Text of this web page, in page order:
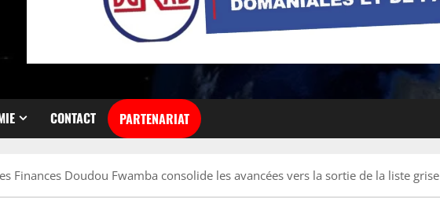
CONTACT PARTENARIAT
Finances Doudou Fwamba consolide les avancées vers la sortie de la liste grise